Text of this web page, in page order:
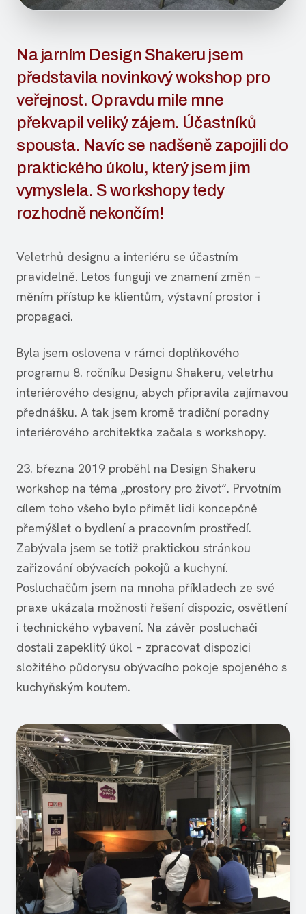
Na jarním Design Shakeru jsem
představila novinkový wokshop pro
veřejnost. Opravdu mile mne
překvapil veliký zájem. Účastníků
spousta. Navíc se nadšeně zapojili do
praktického úkolu, který jsem jim
vymyslela. S workshopy tedy
rozhodně nekončím!
Veletrhů designu a interiéru se účastním
pravidelně. Letos funguji ve znamení změn –
měním přístup ke klientům, výstavní prostor i
propagaci.
Byla jsem oslovena v rámci doplňkového
programu 8. ročníku Designu Shakeru, veletrhu
interiérového designu, abych připravila zajímavou
přednášku. A tak jsem kromě tradiční poradny
interiérového architektka začala s workshopy.
23. března 2019 proběhl na Design Shakeru
workshop na téma „prostory pro život“. Prvotním
cílem toho všeho bylo přimět lidi koncepčně
přemýšlet o bydlení a pracovním prostředí.
Zabývala jsem se totiž praktickou stránkou
zařizování obývacích pokojů a kuchyní.
Posluchačům jsem na mnoha příkladech ze své
praxe ukázala možnosti řešení dispozic, osvětlení
i technického vybavení. Na závěr posluchači
dostali zapeklitý úkol – zpracovat dispozici
složitého půdorysu obývacího pokoje spojeného s
kuchyňským koutem.